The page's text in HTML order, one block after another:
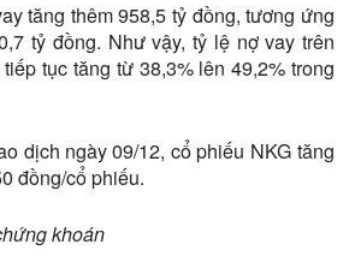
tăng thêm 958,5 tỷ đồng, tương ứng
tỷ đồng. Như vậy, tỷ lệ nợ vay trên
tục tăng từ 38,3% lên 49,2% trong
dịch ngày 09/12, cổ phiếu NKG tăng
đồng/cổ phiếu.
khoán